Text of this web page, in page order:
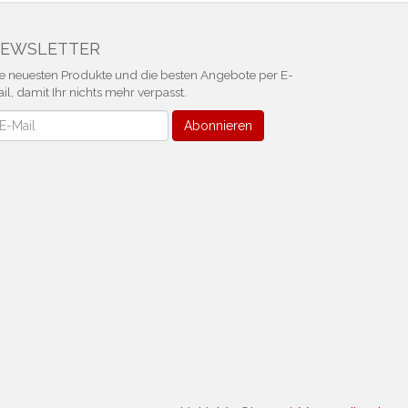
neuesten Produkte und die besten Angebote per E-
damit Ihr nichts mehr verpasst.
Abonnieren